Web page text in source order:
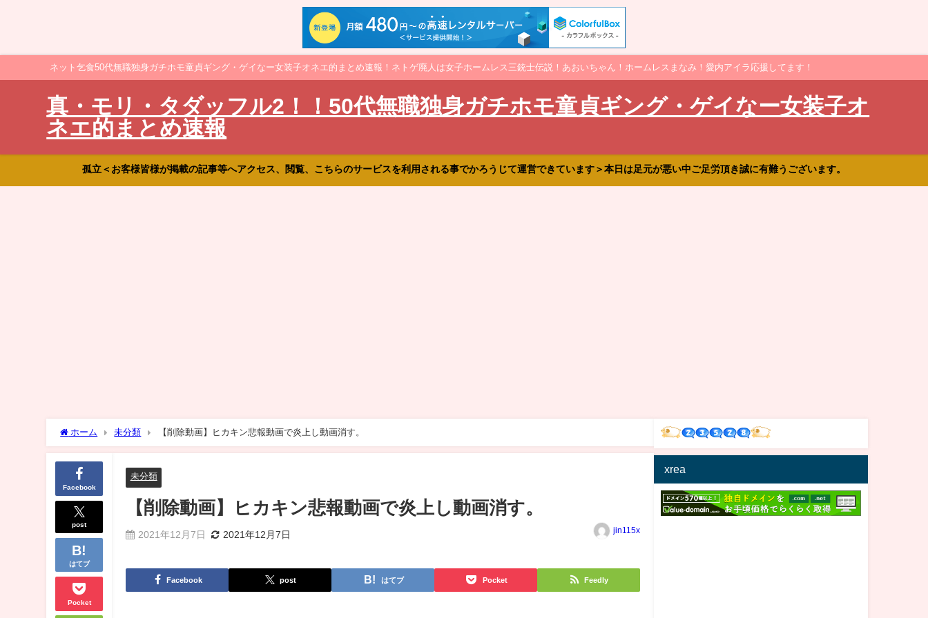
ネット乞食50代無職独身ガチホモ童貞ギング・ゲイなー女装子オネエ的まとめ速報！ネトゲ廃人は女子ホームレス三銃士伝説！あおいちゃん！ホームレスまなみ！愛内アイラ応援してます！
真・モリ・タダッフル2！！50代無職独身ガチホモ童貞ギング・ゲイなー女装子オ
ネエ的まとめ速報
孤立＜お客様皆様が掲載の記事等へアクセス、閲覧、こちらのサービスを利用される事でかろうじて運営できています＞本日は足元が悪い中ご足労頂き誠に有難うございます。
ホーム 未分類 【削除動画】ヒカキン悲報動画で炎上し動画消す。
Facebook
post
はてブ
Pocket
未分類
【削除動画】ヒカキン悲報動画で炎上し動画消す。
2021年12月7日 2021年12月7日 jin115x
Facebook post はてブ Pocket Feedly
xrea